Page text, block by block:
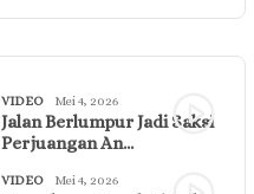
VIDEO Mei 4, 2026
Jalan Berlumpur Jadi Saksi
Perjuangan An…
VIDEO Mei 4, 2026